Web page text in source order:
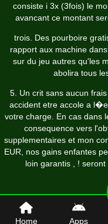
consiste i 3x (3fois) le
avancant ce montant
trois. Des pourboire
rapport aux machine
sur du jeu autres qu'les
abolira tous
5. Un crit sans aucun
accident etre accole a
votre charge. En cas dans
consequence vers
supplementaires et mon
EUR, nos gains enfantes
loin garantis , !
Home Apps